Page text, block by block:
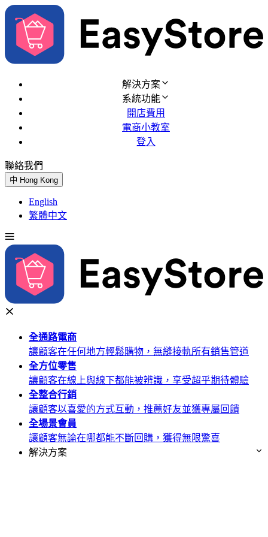
解決方案
系統功能
開店費用
電商小教室
登入
聯絡我們
中 Hong Kong
English
繁體中文
全通路電商
讓顧客在任何地方輕鬆購物，無縫接軌所有銷售管道
全方位零售
讓顧客在線上與線下都能被辨識，享受超乎期待體驗
全整合行銷
讓顧客以喜愛的方式互動，推薦好友並獲專屬回饋
全場景會員
讓顧客無論在哪都能不斷回購，獲得無限驚喜
解決方案